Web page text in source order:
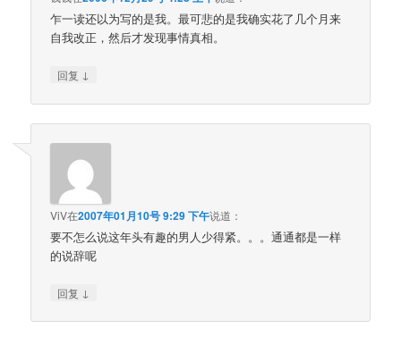
乍一读还以为写的是我。最可悲的是我确实花了几个月来
自我改正，然后才发现事情真相。
回复 ↓
ViV在2007年01月10号 9:29 下午说道：
要不怎么说这年头有趣的男人少得紧。。。通通都是一样
的说辞呢
回复 ↓